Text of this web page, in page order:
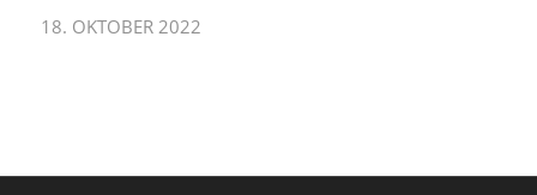
18. OKTOBER 2022